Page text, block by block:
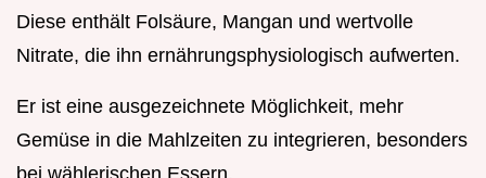
Diese enthält Folsäure, Mangan und wertvolle
Nitrate, die ihn ernährungsphysiologisch aufwerten.
Er ist eine ausgezeichnete Möglichkeit, mehr
Gemüse in die Mahlzeiten zu integrieren, besonders
bei wählerischen Essern.